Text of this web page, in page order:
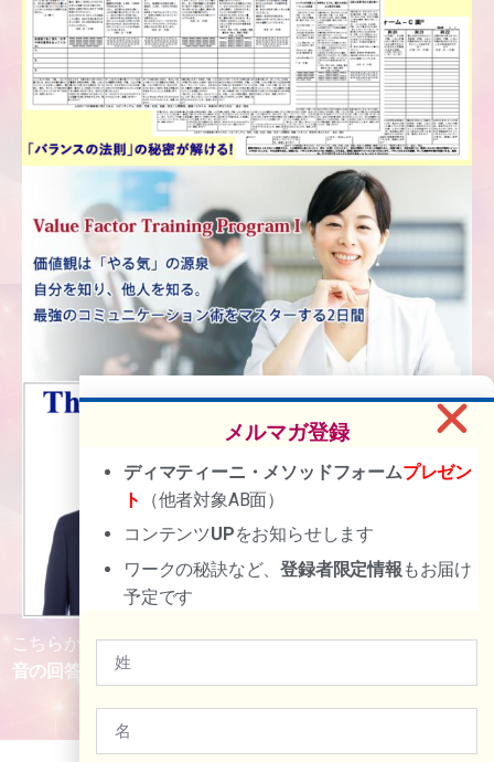
こちらからダウンロード、お申し込みの方には【スラスラ本
音の回答が浮かぶ特別なフォロー】
メルマガ登録
ディマティーニ・メソッドフォームプレゼン
ト
（他者対象AB面）
コンテンツUPをお知らせします
ワークの秘訣など、登録者限定情報 もお届け
予定です